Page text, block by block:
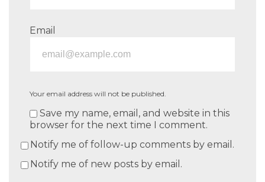
Email
Your email address will not be published.
Save my name, email, and website in this
browser for the next time I comment.
Notify me of follow-up comments by email.
Notify me of new posts by email.